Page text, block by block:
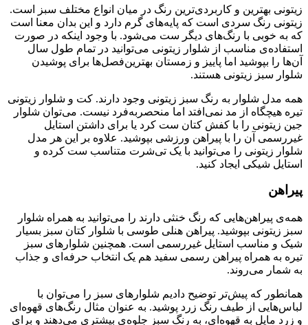
زیتونی بهترین و کاربردی‌ترین رنگ در میان انواع مختلف سبز است.
زیتونی رنگ سردی است که پایه‌های گرم دارد و این بدان معنا است
که به خوبی با رنگ‌های دیگر ست می‌شود. با وجود اینکه در صورت
استفاده‌ی مناسب از شلوار زیتونی می‌توانید در تمام طول سال
آن‌ها را بپوشید اما پاییز و زمستان بهترین‌فصل‌ها برای پوشیدن
شلوار سبز زیتونی هستند.
همه مدل شلوار به رنگ سبز زیتونی وجود دارند. کت و شلوار زیتونی
تیره هیچگاه از مد نمی‌افتد اما منحصربه‌فرد نیست. می‌توان شلوار
جین زیتونی را با کفش کتان ست کرد یا برای داشتن استایل
غیررسمی آن را با پیراهن ورزشی بپوشید. علاوه بر این هر مدل
شلوار زیتونی را می‌توانید با یک تی‌شرت متناسب ست کرده و
استایل شیکی ایجاد کنید.
پیراهن
همه‌ی پیراهن‌هایی که رنگ خنثی دارند را می‌توانید به همراه شلوار
سبز زیتونی بپوشید. پیراهن هنلی طوسی با شلوار کتان سبز بسیار
شیک و مناسب استایل غیررسمی است. همچنین شلوارهای سبز
تیره به همراه پیراهن رسمی سفید هم یک انتخاب حرفه‌ای و جذاب
به شمار می‌روند.
همانطور که پیش‌تر توضیح دادیم شلوارهای سبز را می‌توان با
لباس‌هایی از طیف رنگ زرد پوشید. به عنوان مثال رنگ‌های قهوه‌ای
و زرد مایل به قهوه‌ای، به رنگ سبز جلوه‌ی بیشتری می‌دهند و برای